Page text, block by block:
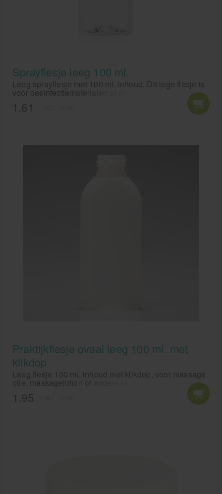
Sprayflesje leeg 100 ml.
Leeg sprayflesje met 100 ml. inhoud. Dit lege flesje is
voor desinfectiematerialen of andere vloeistoffen
1,61
Praktijkflesje ovaal leeg 100 ml. met
klikdop
Leeg flesje 100 ml. inhoud met klikdop, voor massage
olie, massagelotion of andere vloeistoffen en lotions.
1,95